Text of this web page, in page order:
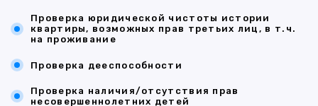
Проверка юридической чистоты истории
квартиры, возможных прав третьих лиц, в т.ч.
на проживание
Проверка дееспособности
Проверка наличия/отсутствия прав
несовершеннолетних детей